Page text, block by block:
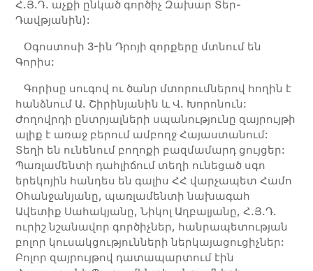
Հ.Յ.Դ. աչքի ընկած գործիչ Զախար Տեր-
Դավթյանին):
Օգոստոսի 3-ին Դրոյի զորքերը մտնում են
Գորիս:
Գորիսը սուգով ու ծանր մտորումներով հողին է
հանձնում Ա. Շիրինյանին և Վ. Խորոնուն:
Ժողովրդի ընտրյալների սպանությունը զայրույթի
ալիք է առաջ բերում ամբողջ Հայաստանում:
Տեղի են ունենում բողոքի բազմամարդ ցույցեր:
Պառլամենտի դահլիճում տեղի ունեցած սգո
երեկոյին հանդես են գալիս ՀՀ վարչապետ Համո
Օհանջանյանը, պառլամենտի նախագահ
Ավետիք Սահակյանը, Նիկոլ Աղբալյանը, Հ.Յ.Դ.
ուրիշ նշանավոր գործիչներ, հանրապետության
բոլոր կուսակցությունների ներկայացուցիչներ:
Բոլոր զայրույթով դատապարտում էին